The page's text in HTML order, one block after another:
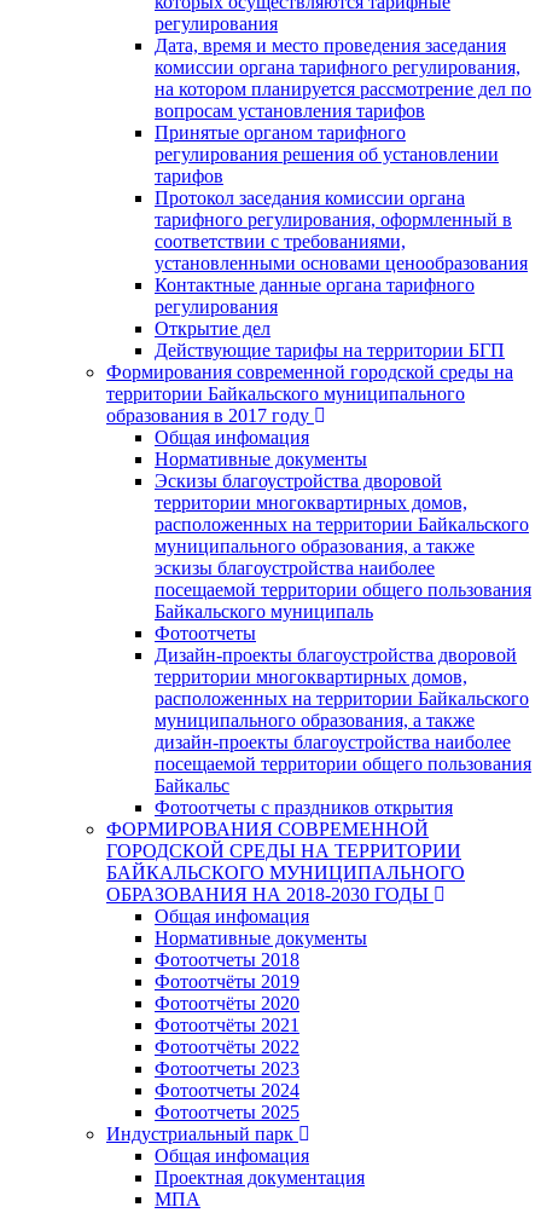
регулирования
Дата, время и место проведения заседания
комиссии органа тарифного регулирования,
на котором планируется рассмотрение дел по
вопросам установления тарифов
Принятые органом тарифного
регулирования решения об установлении
тарифов
Протокол заседания комиссии органа
тарифного регулирования, оформленный в
соответствии с требованиями,
установленными основами ценообразования
Контактные данные органа тарифного
регулирования
Открытие дел
Действующие тарифы на территории БГП
Формирования современной городской среды на
территории Байкальского муниципального
образования в 2017 году
Общая инфомация
Нормативные документы
Эскизы благоустройства дворовой
территории многоквартирных домов,
расположенных на территории Байкальского
муниципального образования, а также
эскизы благоустройства наиболее
посещаемой территории общего пользования
Байкальского муниципаль
Фотоотчеты
Дизайн-проекты благоустройства дворовой
территории многоквартирных домов,
расположенных на территории Байкальского
муниципального образования, а также
дизайн-проекты благоустройства наиболее
посещаемой территории общего пользования
Байкальс
Фотоотчеты с праздников открытия
ФОРМИРОВАНИЯ СОВРЕМЕННОЙ
ГОРОДСКОЙ СРЕДЫ НА ТЕРРИТОРИИ
БАЙКАЛЬСКОГО МУНИЦИПАЛЬНОГО
ОБРАЗОВАНИЯ НА 2018-2030 ГОДЫ
Общая инфомация
Нормативные документы
Фотоотчеты 2018
Фотоотчёты 2019
Фотоотчёты 2020
Фотоотчёты 2021
Фотоотчёты 2022
Фотоотчеты 2023
Фотоотчеты 2024
Фотоотчеты 2025
Индустриальный парк
Общая инфомация
Проектная документация
МПА